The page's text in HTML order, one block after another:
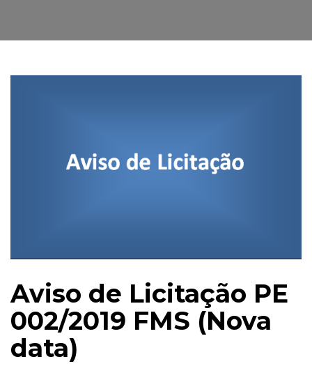
Aviso de Licitação PE
002/2019 FMS (Nova
data)